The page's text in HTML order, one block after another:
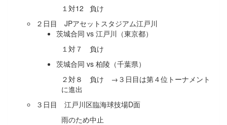
１対12 負け
２日目 JPアセットスタジアム江戸川
茨城合同 vs 江戸川（東京都）
１対７ 負け
茨城合同 vs 柏陵（千葉県）
２対８ 負け →３日目は第４位トーナメント
に進出
３日目 江戸川区臨海球技場D面
雨のため中止